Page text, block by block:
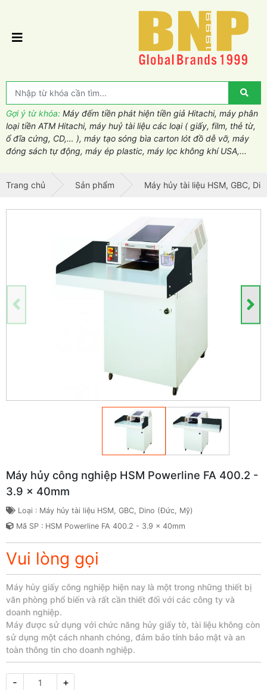
Gợi ý từ khóa: Máy đếm tiền phát hiện tiền giả Hitachi, máy phân
loại tiền ATM Hitachi, máy huỷ tài liệu các loại ( giấy, film, thẻ từ,
ổ đĩa cứng, CD,… ), máy tạo sóng bìa carton lót đồ dễ vỡ, máy
đóng sách tự động, máy ép plastic, máy lọc không khí USA,...
Trang chủ Sản phẩm Máy hủy tài liệu HSM, GBC,
Máy hủy công nghiệp HSM Powerline FA 400.2 -
3.9 x 40mm
Loại : Máy hủy tài liệu HSM, GBC, Dino (Đức, Mỹ)
Mã SP : HSM Powerline FA 400.2 - 3.9 x 40mm
Vui lòng gọi
Máy hủy giấy công nghiệp hiện nay là một trong những thiết bị
văn phòng phổ biến và rất cần thiết đối với các công ty và
doanh nghiệp.
Máy được sử dụng với chức năng hủy giấy tờ, tài liệu không còn
sử dụng một cách nhanh chóng, đảm bảo tính bảo mật và an
toàn thông tin cho doanh nghiệp.
- +